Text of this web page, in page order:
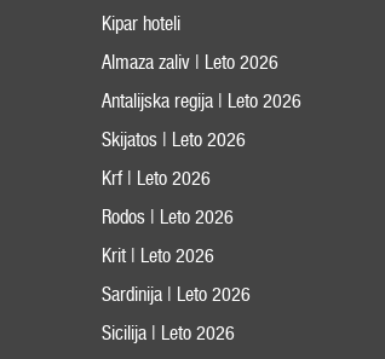
Kipar hoteli
Almaza zaliv | Leto 2026
Antalijska regija | Leto 2026
Skijatos | Leto 2026
Krf | Leto 2026
Rodos | Leto 2026
Krit | Leto 2026
Sardinija | Leto 2026
Sicilija | Leto 2026